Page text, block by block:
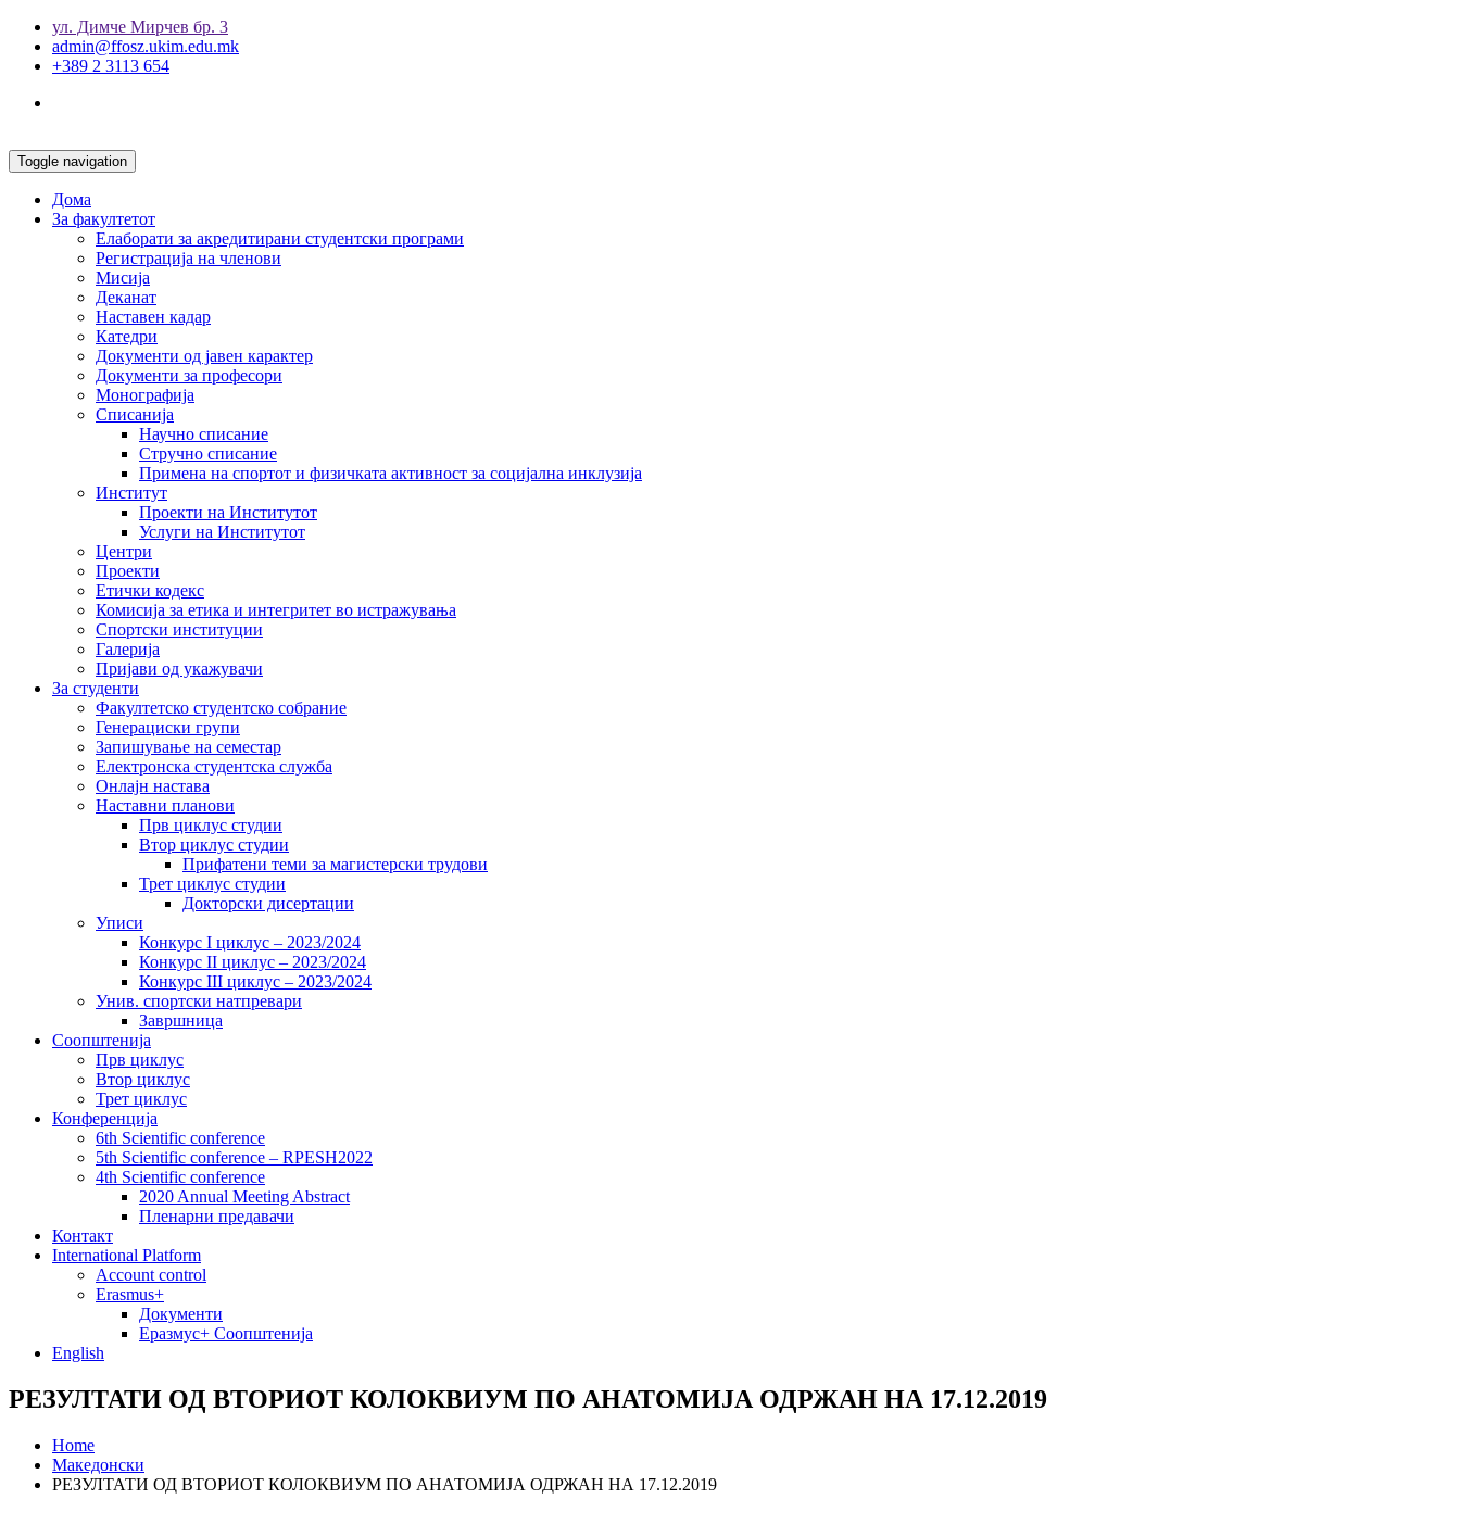
ул. Димче Мирчев бр. 3
admin@ffosz.ukim.edu.mk
+389 2 3113 654
Toggle navigation
Дома
За факултетот
Елаборати за акредитирани студентски програми
Регистрација на членови
Мисија
Деканат
Наставен кадар
Катедри
Документи од јавен карактер
Документи за професори
Монографија
Списанија
Научно списание
Стручно списание
Примена на спортот и физичката активност за социјална инклузија
Институт
Проекти на Институтот
Услуги на Институтот
Центри
Проекти
Етички кодекс
Комисија за етика и интегритет во истражувања
Спортски институции
Галерија
Пријави од укажувачи
За студенти
Факултетско студентско собрание
Генерациски групи
Запишување на семестар
Електронска студентска служба
Онлајн настава
Наставни планови
Прв циклус студии
Втор циклус студии
Прифатени теми за магистерски трудови
Трет циклус студии
Докторски дисертации
Уписи
Конкурс I циклус – 2023/2024
Конкурс II циклус – 2023/2024
Конкурс III циклус – 2023/2024
Унив. спортски натпревари
Завршница
Соопштенија
Прв циклус
Втор циклус
Трет циклус
Конференција
6th Scientific conference
5th Scientific conference – RPESH2022
4th Scientific conference
2020 Annual Meeting Abstract
Пленарни предавачи
Контакт
International Platform
Account control
Erasmus+
Документи
Еразмус+ Соопштенија
English
РЕЗУЛТАТИ ОД ВТОРИОТ КОЛОКВИУМ ПО АНАТОМИЈА ОДРЖАН НА 17.12.2019
Home
Македонски
РЕЗУЛТАТИ ОД ВТОРИОТ КОЛОКВИУМ ПО АНАТОМИЈА ОДРЖАН НА 17.12.2019